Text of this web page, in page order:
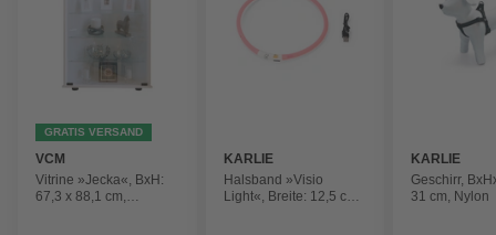
GRATIS VERSAND
VCM
Vitrine »Jecka«, BxH:
67,3 x 88,1 cm,
KARLIE
Halsband »Visio
Light«, Breite: 12,5 cm,
KARLIE
Geschirr,
31 cm, Nylon